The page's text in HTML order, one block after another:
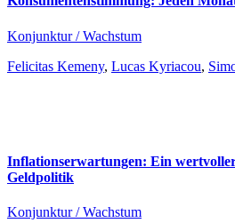
Konjunktur / Wachstum
Felicitas Kemeny, Lucas Kyriacou,
Inflationserwartungen: Ein
Geldpolitik
Konjunktur / Wachstum